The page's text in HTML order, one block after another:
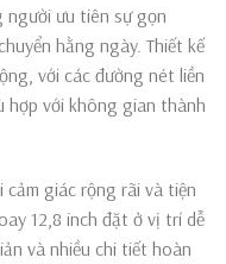
ưu tiên sự gọn
hằng ngày. Thiết kế
với các đường nét liền
hợp với không gian thành
cảm giác rộng rãi và tiện
12,8 inch đặt ở vị trí dễ
và nhiều chi tiết hoàn